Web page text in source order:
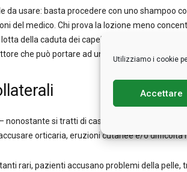
Utilizziamo i cookie
Accettare
da usare: basta procedere con uno shampoo
del medico. Chi prova la lozione meno
della caduta dei capelli. Inoltre, la
che può portare ad un successo della terapia.
nonostante si tratti di casi estremamente rari
orticaria, eruzioni cutanee e/o difficoltà
rari, pazienti accusano problemi della pelle,